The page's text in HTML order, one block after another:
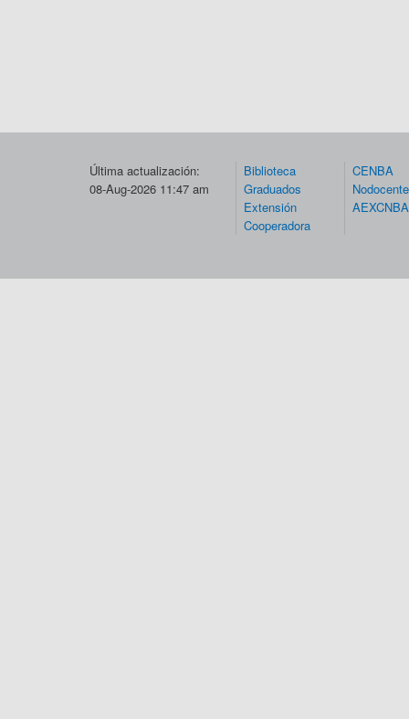
Última actualización:
08-Aug-2026 11:47 am
Biblioteca
Graduados
Extensión
Cooperadora
CENBA
AEXCNBA